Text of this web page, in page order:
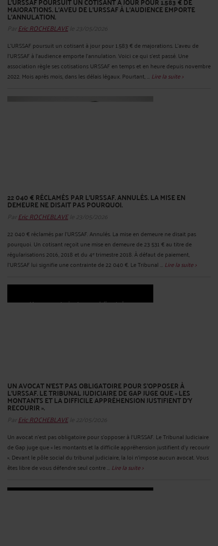
MAJORATIONS. L'AVEU DE L'URSSAF À L'AUDIENCE EMPORTE
L'ANNULATION.
Par Eric ROCHEBLAVEle 23/05/2026
L'URSSAF poursuit un cotisant à jour pour 1.583 € de majorations. L'aveu de
l'URSSAF à l'audience emporte l'annulation. Voici ce qui s'est passé. Une
association règle ses cotisations URSSAF en temps et en heure depuis novembre
2022. Mois après mois, dans les délais légaux. Pourtant, ... Lire la suite >
22 040 € RÉCLAMÉS PAR L'URSSAF. ANNULÉS. LA MISE EN
DEMEURE NE DISAIT PAS POURQUOI.
Par Eric ROCHEBLAVEle 23/05/2026
22 040 € réclamés par l'URSSAF. Annulés. La mise en demeure ne disait pas
pourquoi. Un cotisant reçoit une mise en demeure de 23 531 € au titre de
régularisations 2016, 2018 et du 4ᵉ trimestre 2018. À défaut de paiement,
l'URSSAF lui signifie une contrainte de 22 040 €. Le Tribunal ... Lire la suite >
UN AVOCAT N'EST PAS OBLIGATOIRE POUR S'OPPOSER À
L'URSSAF. LE TRIBUNAL JUDICIAIRE DE GAP JUGE QUE « LES
MONTANTS ET LA DIFFICILE APPRÉHENSION JUSTIFIENT D'Y
RECOURIR ».
Par Eric ROCHEBLAVEle 22/05/2026
Un avocat n'est pas obligatoire pour s'opposer à l'URSSAF. Le Tribunal Judiciaire
de Gap juge que « les montants et la difficile appréhension justifient d'y recourir
». Devant le pôle social du tribunal judiciaire, la loi n'impose aucun avocat. Vous
êtes libre de vous défendre seul contre ... Lire la suite >